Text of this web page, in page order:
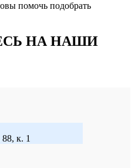
помочь подобрать
НА НАШИ
к. 1